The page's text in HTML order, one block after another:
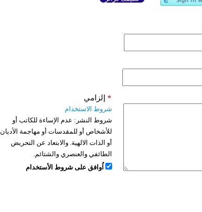
إلزامي *
شروط الاستخدام
شروط النشر: عدم الإساءة للكاتب أو
للأشخاص أو للمقدسات أو مهاجمة الأديان
أو الذات الالهية. والابتعاد عن التحريض
الطائفي والعنصري والشتائم.
اُوافق على شروط الأستخدام